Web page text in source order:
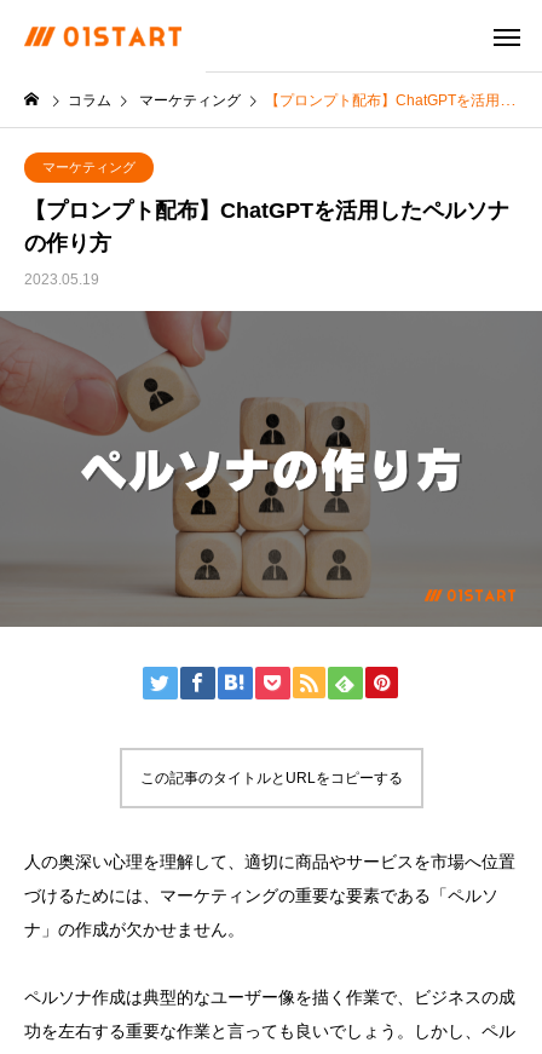
コラム マーケティング 【プロンプト配布】ChatGPTを活用したペルソナの作り方
マーケティング
【プロンプト配布】ChatGPTを活用したペルソナ
の作り方
2023.05.19
この記事のタイトルとURLをコピーする
人の奥深い心理を理解して、適切に商品やサービスを市場へ位置
づけるためには、マーケティングの重要な要素である「ペルソ
ナ」の作成が欠かせません。
ペルソナ作成は典型的なユーザー像を描く作業で、ビジネスの成
功を左右する重要な作業と言っても良いでしょう。しかし、ペル